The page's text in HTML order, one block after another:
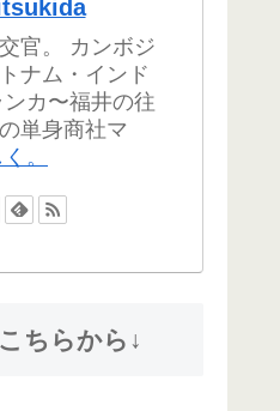
官。 カンボジ
ナム・インド
カ〜福井の往
単身商社マ
。
ちらから↓